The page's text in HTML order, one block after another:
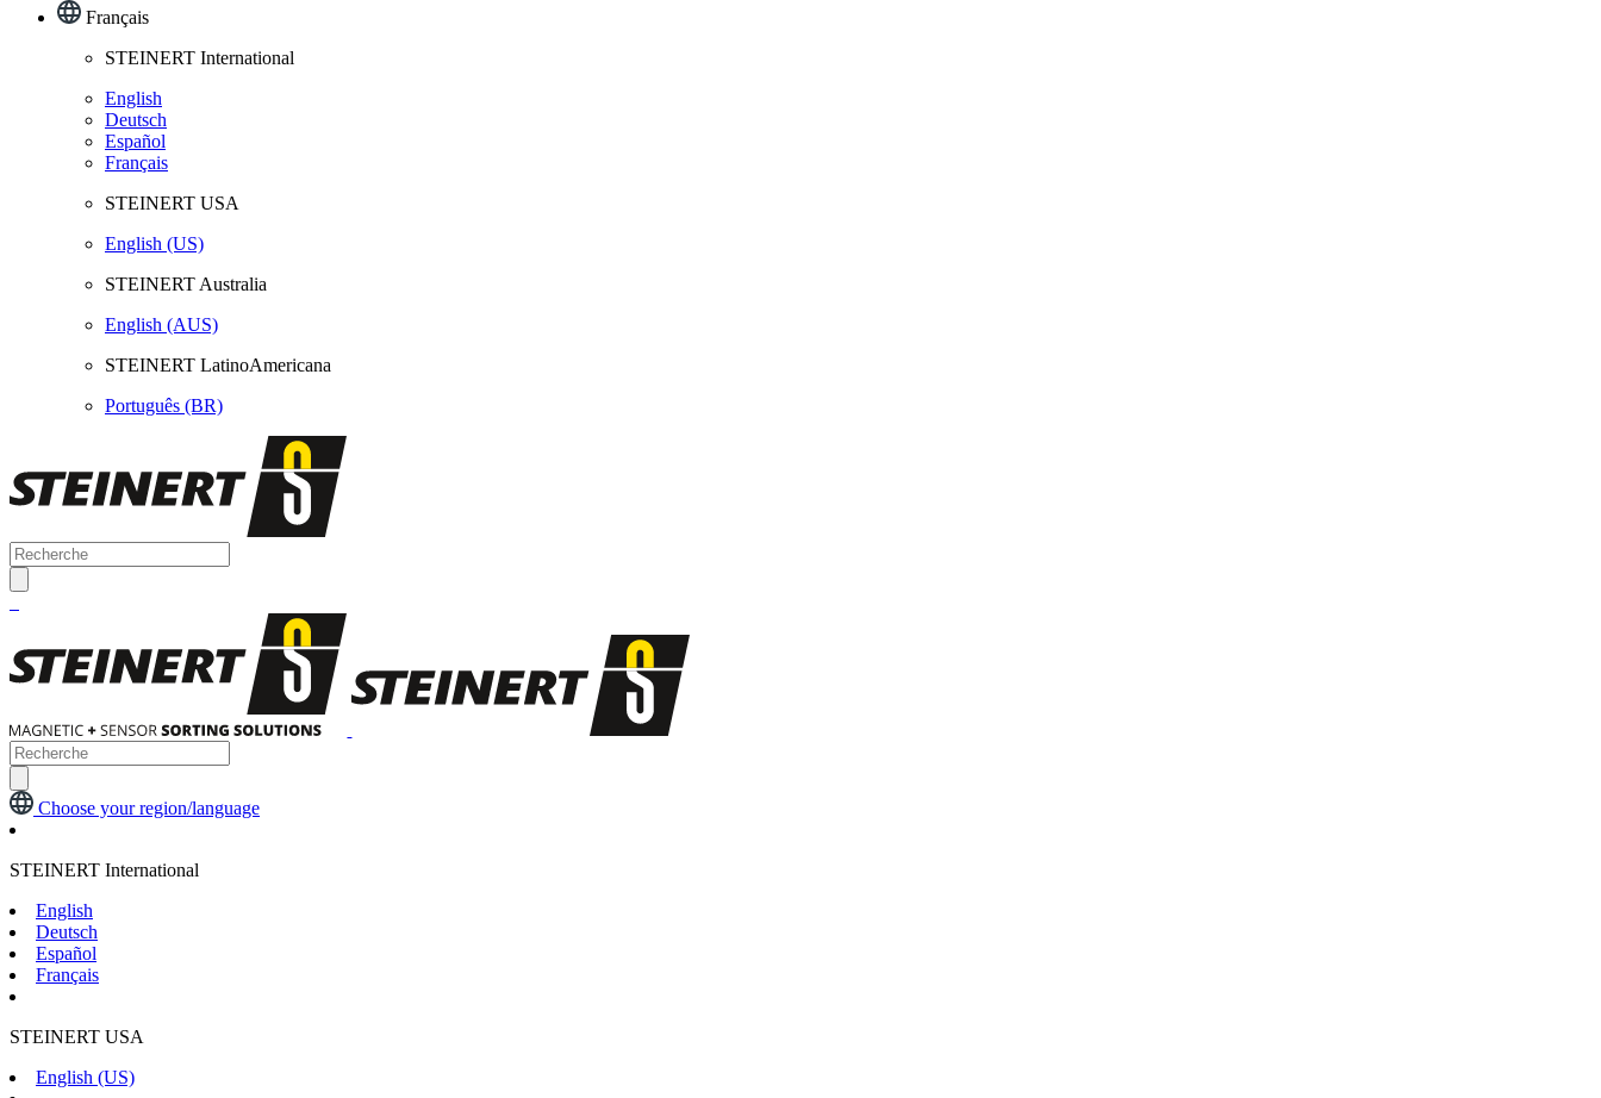
Français
STEINERT International
English
Deutsch
Español
Français
STEINERT USA
English (US)
STEINERT Australia
English (AUS)
STEINERT LatinoAmericana
Português (BR)
Choose your region/language
STEINERT International
English
Deutsch
Español
Français
STEINERT USA
English (US)